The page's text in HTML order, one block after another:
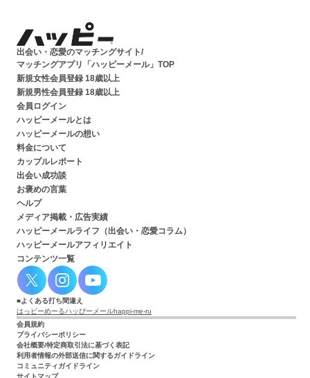
出会い・恋愛のマッチングサイト/
マッチングアプリ「ハッピーメール」TOP
新規女性会員登録 18歳以上
新規男性会員登録 18歳以上
会員ログイン
ハッピーメールとは
ハッピーメールの想い
料金について
カップルレポート
出会い成功談
お褒めの言葉
ヘルプ
メディア掲載・広告実績
ハッピーメールライフ（出会い・恋愛コラム）
ハッピーメールアフィリエイト
コンテンツ一覧
よくある打ち間違え
はっピーめーるハッぴーメールhappi-me-ru
会員規約
プライバシーポリシー
会社概要/特定商取引法に基づく表記
利用者情報の外部送信に関するガイドライン
コミュニティガイドライン
サイトマップ